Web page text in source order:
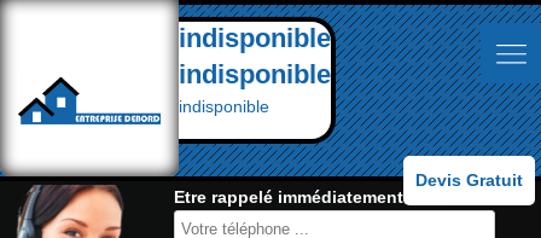
indisponible
indisponible
indisponible
Devis Gratuit
Etre rappelé immédiatement: